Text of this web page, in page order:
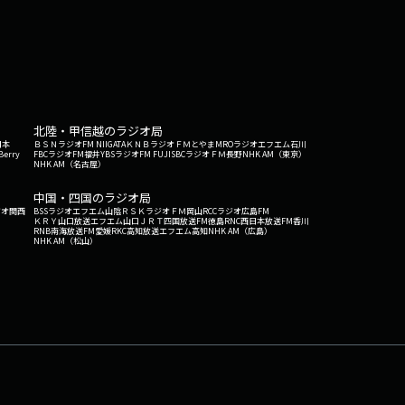
本
北陸・甲信越のラジオ局
ＢＳＮラジオFM NIIGATAＫＮＢラジオ ＦＭとやまMROラジオエフエム石川
FBCラジオFM福井YBSラジオFM FUJISBCラジオ ＦＭ長野NHK AM（東京）
NHK AM（名古屋）
関西
中国・四国のラジオ局
BSSラジオエフエム山陰ＲＳＫラジオ ＦＭ岡山RCCラジオ広島FM
ＫＲＹ山口放送エフエム山口 ＪＲＴ四国放送FM徳島RNC西日本放送FM香川
RNB南海放送FM愛媛RKC高知放送エフエム高知NHK AM（広島）
NHK AM（松山）